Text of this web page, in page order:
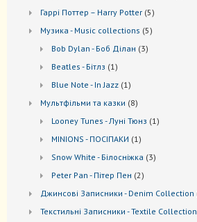
Гаррі Поттер – Harry Potter 55
Музика - Music collections 55
Bob Dylan - Боб Ділан 33
Beatles - Бітлз 1 1
Blue Note - In Jazz 1 1
Мультфільми та казки 88
Looney Tunes - Луні Тюнз 1 1
MINIONS - ПОСІПАКИ 1 1
Snow White - Білосніжка 33
Peter Pan - Пітер Пен 22
Джинсові Записники - Denim Collection
Текстильні Записники - Textile Collection